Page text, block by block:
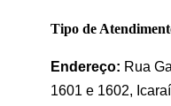
Tipo de
Endereço: Rua
1601 e 1602,